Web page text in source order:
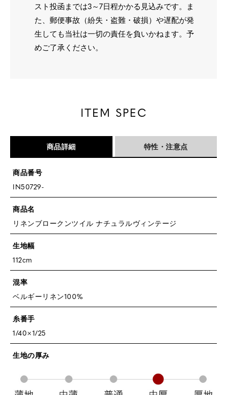
スト投函までは3～7日程かかる見込みです。ま
た、郵便事故（紛失・盗難・破損）や遅配が発
生しても当社は一切の責任を負いかねます。予
めご了承ください。
ITEM SPEC
商品詳細
商品番号
IN50729-
商品名
リネンブロークンツイル ナチュラルヴィンテージ
生地幅
112cm
混率
ベルギーリネン100%
糸番手
1/40×1/25
生地の厚み
特性・注意点